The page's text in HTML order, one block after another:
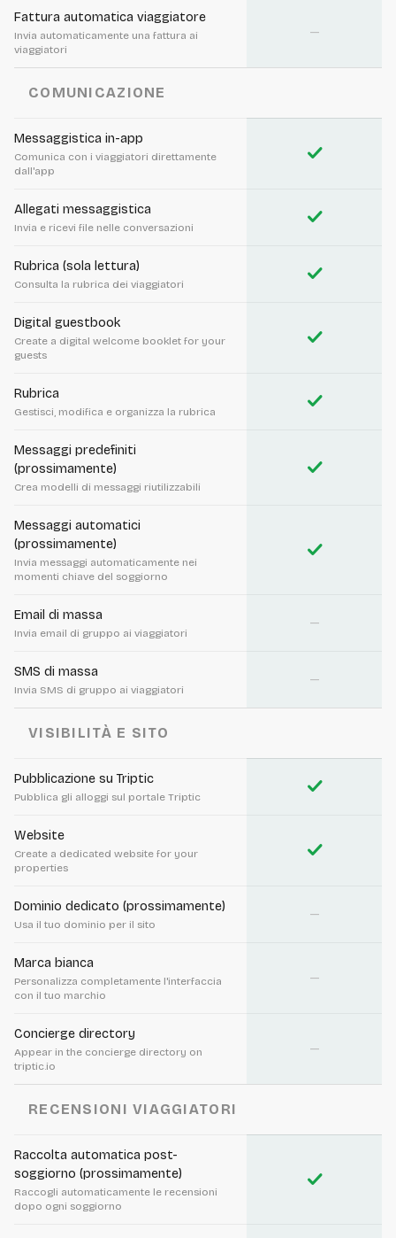
Fattura automatica viaggiatore
Invia automaticamente una fattura ai
viaggiatori
—
COMUNICAZIONE
Messaggistica in-app
Comunica con i viaggiatori direttamente
dall'app
check
Allegati messaggistica
Invia e ricevi file nelle conversazioni check
Rubrica (sola lettura)
Consulta la rubrica dei viaggiatori check
Digital guestbook
Create a digital welcome booklet for your
guests
check
Rubrica
Gestisci, modifica e organizza la rubrica check
Messaggi predefiniti
(prossimamente)
Crea modelli di messaggi riutilizzabili
check
Messaggi automatici
(prossimamente)
Invia messaggi automaticamente nei
momenti chiave del soggiorno
check
Email di massa
Invia email di gruppo ai viaggiatori
—
SMS di massa
Invia SMS di gruppo ai viaggiatori
—
VISIBILITÀ E SITO
Pubblicazione su Triptic
Pubblica gli alloggi sul portale Triptic check
Website
Create a dedicated website for your
properties
check
Dominio dedicato (prossimamente)
Usa il tuo dominio per il sito
—
Marca bianca
Personalizza completamente l'interfaccia
con il tuo marchio
—
Concierge directory
Appear in the concierge directory on
triptic.io
—
RECENSIONI VIAGGIATORI
Raccolta automatica post-
soggiorno (prossimamente)
Raccogli automaticamente le recensioni
dopo ogni soggiorno
check